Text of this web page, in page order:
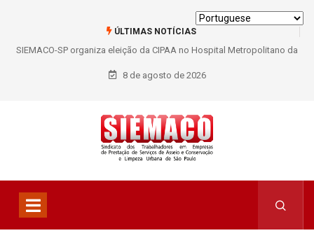
ÚLTIMAS NOTÍCIAS
SIEMACO-SP organiza eleição da CIPAA no Hospital Metropolitano da
Lapa e fortalece participação dos trabalhadores
8 de agosto de 2026